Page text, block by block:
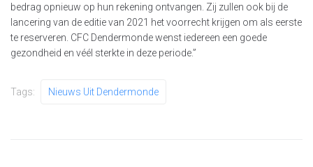
bedrag opnieuw op hun rekening ontvangen. Zij zullen ook bij de
lancering van de editie van 2021 het voorrecht krijgen om als eerste
te reserveren. CFC Dendermonde wenst iedereen een goede
gezondheid en véél sterkte in deze periode.”
Tags: Nieuws Uit Dendermonde